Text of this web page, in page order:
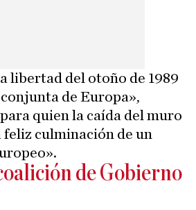
libertad del otoño de 1989
de Europa»,
quien la caída del muro
feliz culminación de un
de Gobierno